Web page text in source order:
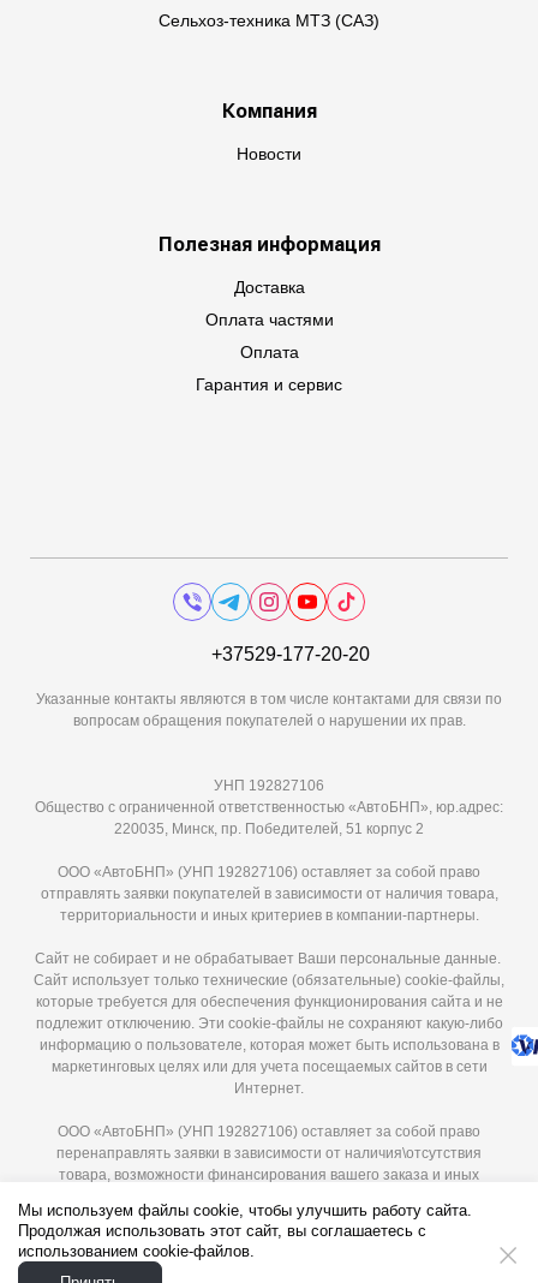
Сельхоз-техника МТЗ (САЗ)
Компания
Новости
Полезная информация
Доставка
Оплата частями
Оплата
Гарантия и сервис
+37529-177-20-20
Указанные контакты являются в том числе контактами для связи по
вопросам обращения покупателей о нарушении их прав.
УНП 192827106
Общество с ограниченной ответственностью «АвтоБНП», юр.адрес:
220035, Минск, пр. Победителей, 51 корпус 2
ООО «АвтоБНП» (УНП 192827106) оставляет за собой право
отправлять заявки покупателей в зависимости от наличия товара,
территориальности и иных критериев в компании-партнеры.
Сайт не собирает и не обрабатывает Ваши персональные данные.
Сайт использует только технические (обязательные) cookie-файлы,
которые требуется для обеспечения функционирования сайта и не
подлежит отключению. Эти сookie-файлы не сохраняют какую-либо
информацию о пользователе, которая может быть использована в
маркетинговых целях или для учета посещаемых сайтов в сети
Интернет.
ООО «АвтоБНП» (УНП 192827106) оставляет за собой право
перенаправлять заявки в зависимости от наличия\отсутствия
товара, возможности финансирования вашего заказа и иных
персональных данных и используем их исключительно для
указанных целей.
Мы используем файлы cookie, чтобы улучшить работу сайта.
Продолжая использовать этот сайт, вы соглашаетесь с
использованием cookie-файлов.